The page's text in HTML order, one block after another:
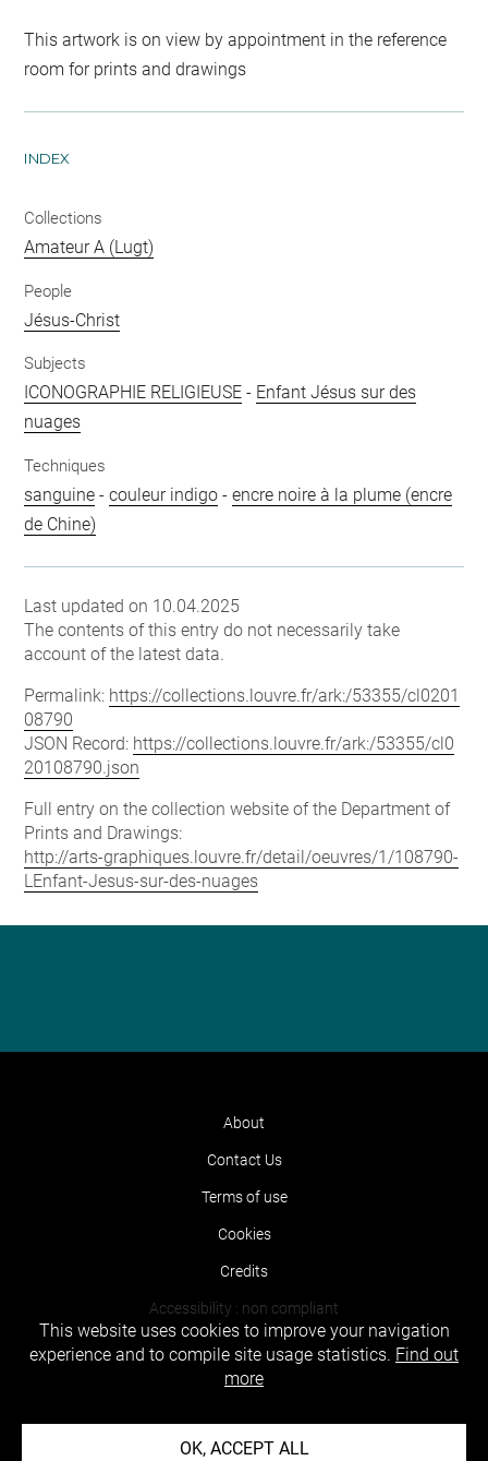
This artwork is on view by appointment in the reference
room for prints and drawings
INDEX
Collections
Amateur A (Lugt)
People
Jésus-Christ
Subjects
ICONOGRAPHIE RELIGIEUSE - Enfant Jésus sur des
nuages
Techniques
sanguine -couleur indigo -encre noire à la plume (encre
de Chine)
Last updated on 10.04.2025
The contents of this entry do not necessarily take
account of the latest data.
Permalink: https://collections.louvre.fr/ark:/53355/cl0201
08790
JSON Record: https://collections.louvre.fr/ark:/53355/cl0
20108790.json
Full entry on the collection website of the Department of
Prints and Drawings:
http://arts-graphiques.louvre.fr/detail/oeuvres/1/108790-
LEnfant-Jesus-sur-des-nuages
About
Contact Us
Terms of use
Cookies
Credits
Accessibility : non compliant
This website uses cookies to improve your navigation
experience and to compile site usage statistics. Find out
more
OK, ACCEPT ALL